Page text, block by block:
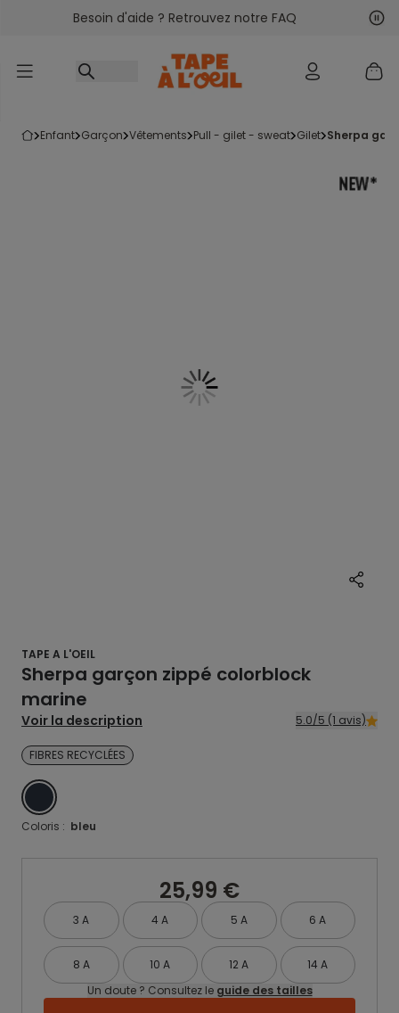
Accéder au contenu
Besoin d'aide ? Retrouvez notre FAQ
enfant garçon vêtements pull - gilet - sweat gilet sherpa
TAPE A L'OEIL
Sherpa garçon zippé colorblock
marine
Voir la description 5.0/5 (1 avis)
FIBRES RECYCLÉES
BLEU
Coloris : bleu
25,99 €
3 A 4 A 5 A 6 A
8 A 10 A 12 A
14 A
Un doute ? Consultez le guide des tailles